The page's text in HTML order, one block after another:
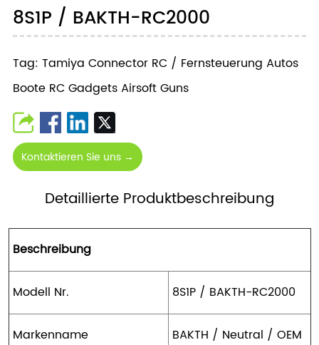
8S1P / BAKTH-RC2000
Tag: Tamiya Connector RC / Fernsteuerung Autos
Boote RC Gadgets Airsoft Guns
Kontaktieren Sie uns →
Detaillierte Produktbeschreibung
Beschreibung
Modell Nr. 8S1P / BAKTH-RC2000
Markenname BAKTH / Neutral / OEM